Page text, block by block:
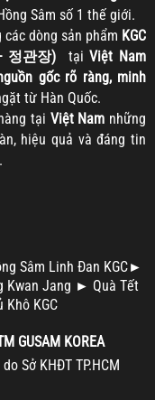
Sâm số 1 thế giới.
dòng sản phẩm KGC
정관장) tạiViệt Nam
gốc rõ ràng, minh
từ Hàn Quốc.
tại Việt Nam những
hiệu quả và đáng tin
Sâm Linh Đan KGC►
Kwan Jang ► Quà Tết
Khô KGC
GUSAM KOREA
Sở KHĐT TP.HCM